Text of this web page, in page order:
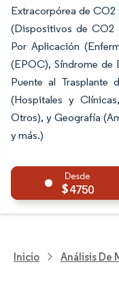
Extracorpórea de
(Dispositivos de CO2
Por Aplicación
(EPOC), Síndrome de
Puente al Trasplante
(Hospitales y
Otros), y Geografía
y más.)
4750
Inicio Análisis De